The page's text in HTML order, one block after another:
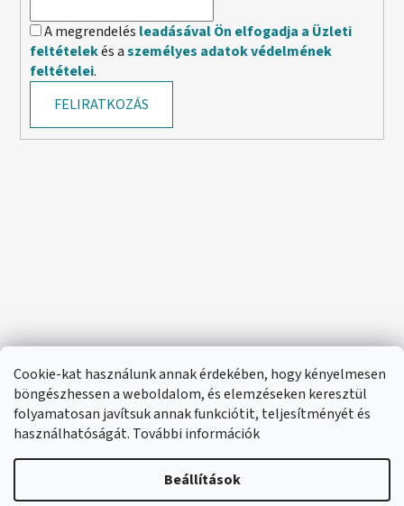
Cookie-kat használunk annak érdekében, hogy kényelmesen
böngészhessen a weboldalom, és elemzéseken keresztül
folyamatosan javítsuk annak funkciótit, teljesítményét és
használhatóságát. További információk
Beállítások
A megrendelés leadásával Ön elfogadja a Üzleti
feltételekés aszemélyes adatok védelmének
feltételei.
FELIRATKOZÁS